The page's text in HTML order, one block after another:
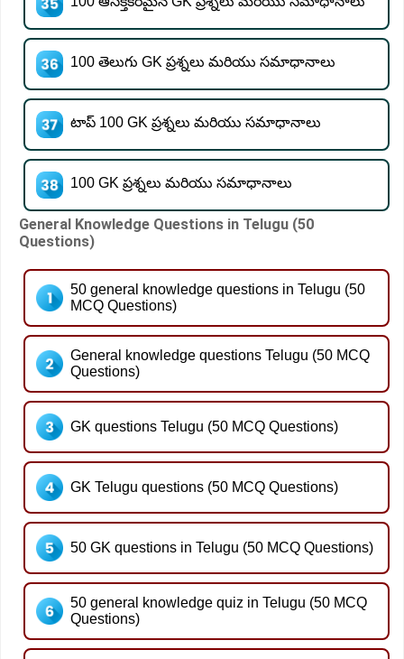
100 తెలుగు GK ప్రశ్నలు మరియు సమాధానాలు
టాప్ 100 GK ప్రశ్నలు మరియు సమాధానాలు
100 GK ప్రశ్నలు మరియు సమాధానాలు
General Knowledge Questions in Telugu (50
Questions)
50 general knowledge questions in Telugu (50
MCQ Questions)
General knowledge questions Telugu (50 MCQ
Questions)
GK questions Telugu (50 MCQ Questions)
GK Telugu questions (50 MCQ Questions)
50 GK questions in Telugu (50 MCQ Questions)
50 general knowledge quiz in Telugu (50 MCQ
Questions)